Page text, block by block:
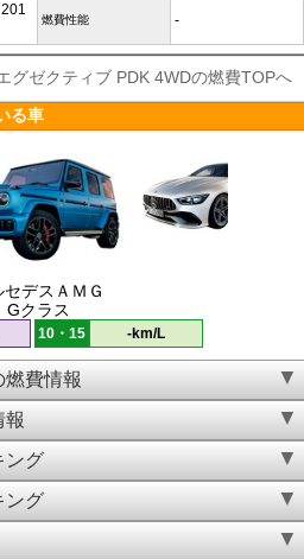
燃費性能 -
グゼクティブ PDK 4WDの燃費TOPへ
る車
セデスＡＭＧ
Gクラス
10・15 -km/L
費情報
報
ング
ング